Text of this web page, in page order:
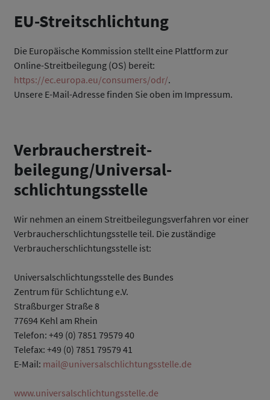
EU-Streitschlichtung
Die Europäische Kommission stellt eine Plattform zur
Online-Streitbeilegung (OS) bereit:
https://ec.europa.eu/consumers/odr/.
Unsere E-Mail-Adresse finden Sie oben im Impressum.
Verbraucher­streit­
beilegung/Universal­
schlichtungs­stelle
Wir nehmen an einem Streitbeilegungsverfahren vor einer
Verbraucherschlichtungsstelle teil. Die zuständige
Verbraucherschlichtungsstelle ist:
Universalschlichtungsstelle des Bundes
Zentrum für Schlichtung e.V.
Straßburger Straße 8
77694 Kehl am Rhein
Telefon: +49 (0) 7851 79579 40
Telefax: +49 (0) 7851 79579 41
E-Mail: mail@universalschlichtungsstelle.de
www.universalschlichtungsstelle.de